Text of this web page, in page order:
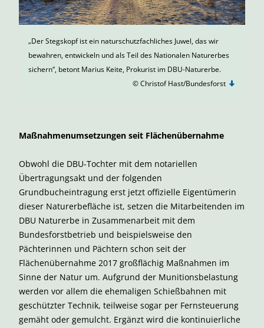
„Der Stegskopf ist ein naturschutzfachliches Juwel, das wir
bewahren, entwickeln und als Teil des Nationalen Naturerbes
sichern“, betont Marius Keite, Prokurist im DBU-Naturerbe.
© Christof Hast/Bundesforst
Maßnahmenumsetzungen seit Flächenübernahme
Obwohl die DBU-Tochter mit dem notariellen
Übertragungsakt und der folgenden
Grundbucheintragung erst jetzt offizielle Eigentümerin
dieser Naturerbefläche ist, setzen die Mitarbeitenden im
DBU Naturerbe in Zusammenarbeit mit dem
Bundesforstbetrieb und beispielsweise den
Pächterinnen und Pächtern schon seit der
Flächenübernahme 2017 großflächig Maßnahmen im
Sinne der Natur um. Aufgrund der Munitionsbelastung
werden vor allem die ehemaligen Schießbahnen mit
geschützter Technik, teilweise sogar per Fernsteuerung
gemäht oder gemulcht. Ergänzt wird die kontinuierliche